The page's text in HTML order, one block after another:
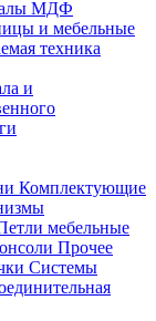
МДФ
и мебельные
техника
и
Комплектующие
мебельные
Прочее
Системы